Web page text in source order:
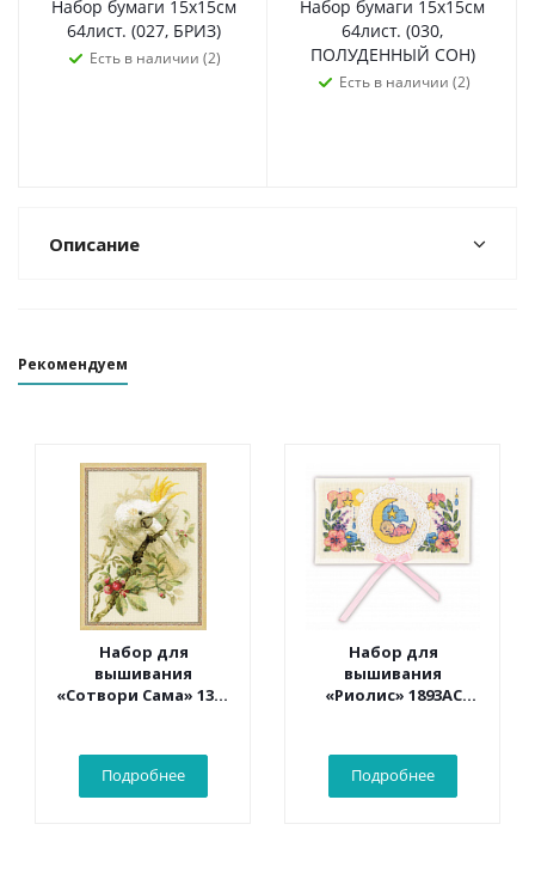
Набор бумаги 15х15см
64лист. (027, БРИЗ)
Есть в наличии (2)
Набор бумаги 15х15см
64лист. (030,
ПОЛУДЕННЫЙ СОН)
Есть в наличии (2)
Описание
Рекомендуем
Набор для
вышивания
«Сотвори Сама» 1362
Подробнее
Набор для
вышивания
«Риолис» 1893АС
малыша» 16*9 см
Подробнее